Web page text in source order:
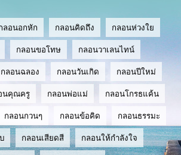
ลอนอกหัก กลอนคิดถึง กลอนห่วงใย
กลอนขอโทษ กลอนวาเลนไทน์
กลอนฉลอง กลอนวันเกิด กลอนปีใหม่
นคุณครู กลอนพ่อแม่ กลอนโกรธแค้น
กลอนกวนๆ กลอนข้อคิด กลอนธรรมะ
กลอนเสียดสี กลอนให้กำลังใจ